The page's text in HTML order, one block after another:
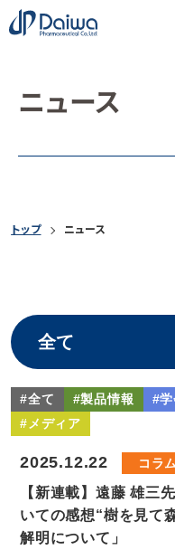
ニュース
トップ ニュース
#全て #製品情報 #
#メディア
2025.12.22 コラム
【新連載】遠藤 雄三
いての感想“樹を見て
解明について」